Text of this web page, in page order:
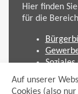
Auf unserer
Cookies (also
Hier finden
für die